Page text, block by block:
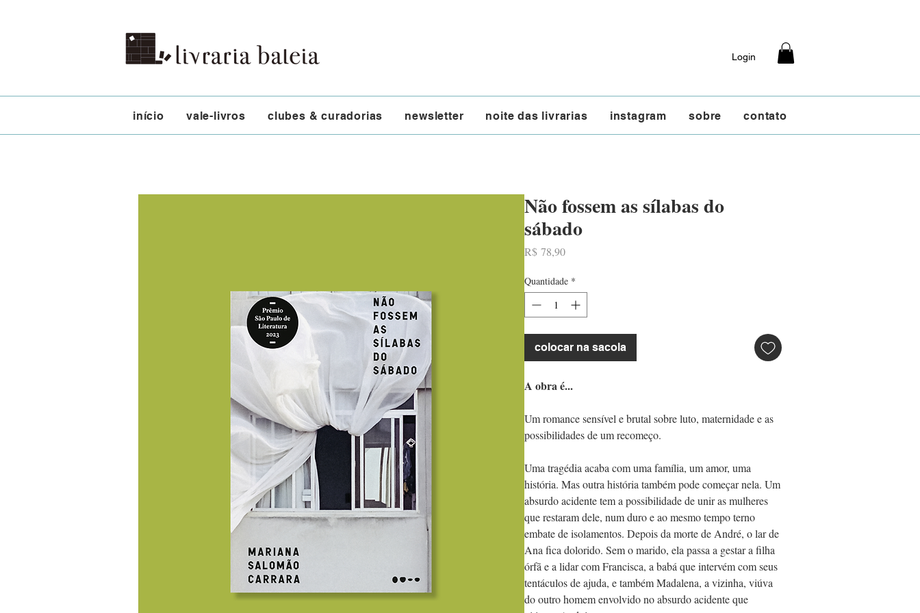
Login
início vale-livros clubes & curadorias newsletter noite das livrarias instagram sobre contato
Não fossem as sílabas do
sábado
R$ 78,90Preço
Quantidade *
colocar na sacola
A obra é...
Um romance sensível e brutal sobre luto, maternidade e as
possibilidades de um recomeço.
Uma tragédia acaba com uma família, um amor, uma
história. Mas outra história também pode começar nela. Um
absurdo acidente tem a possibilidade de unir as mulheres
que restaram dele, num duro e ao mesmo tempo terno
embate de isolamentos. Depois da morte de André, o lar de
Ana fica dolorido. Sem o marido, ela passa a gestar a filha
órfã e a lidar com Francisca, a babá que intervém com seus
tentáculos de ajuda, e também Madalena, a vizinha, viúva
do outro homem envolvido no absurdo acidente que